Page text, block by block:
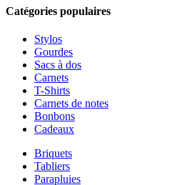
Catégories populaires
Stylos
Gourdes
Sacs à dos
Carnets
T-Shirts
Carnets de notes
Bonbons
Cadeaux
Briquets
Tabliers
Parapluies